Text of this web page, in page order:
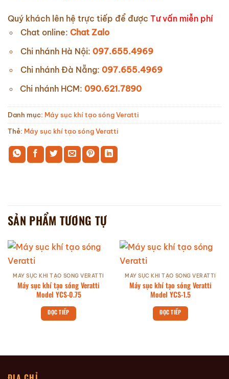
Quý khách lên hệ trực tiếp để được Tư vấn miễn phí
Chat online: Chat Zalo
Chi nhánh Hà Nội: 097.655.4969
Chi nhánh Đà Nẵng: 097.655.4969
Chi nhánh HCM: 090.621.7890
Danh mục: Máy sục khí tạo sóng Veratti
Thẻ: Máy sục khí tạo sóng Veratti
SẢN PHẨM TƯƠNG TỰ
MÁY SỤC KHÍ TẠO SÓNG VERATTI
Máy sục khí tạo sóng Veratti
Model YCS-0.75
ĐỌC TIẾP
MÁY SỤC KHÍ TẠO SÓNG VERATTI
Máy sục khí tạo sóng Veratti
Model YCS-1.5
ĐỌC TIẾP